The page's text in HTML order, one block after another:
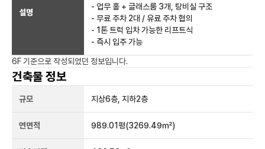
설명
- 업무 홀 + 글래스룸 3개, 탕비실 구조
- 무료 주차 2대 / 유료 주차 협의
- 1톤 트럭 입차 가능한 리프트식
- 즉시 입주 가능
6F 기준으로 작성되었던 정보입니다.
건축물 정보
규모 지상6층, 지하2층
연면적 989.01평(3269.49㎡)